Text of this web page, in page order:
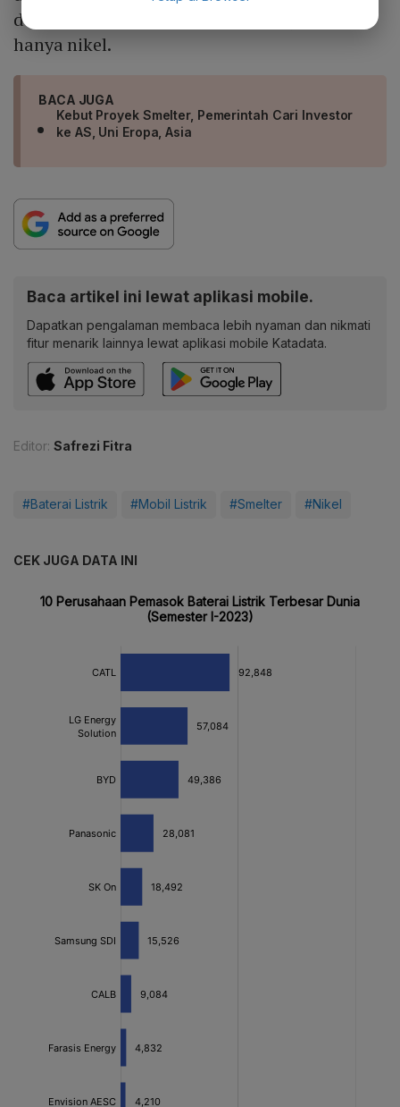
dan pengembangan industri lainnya, tidak
hanya nikel.
BACA JUGA
Kebut Proyek Smelter, Pemerintah Cari Investor
ke AS, Uni Eropa, Asia
Baca artikel ini lewat aplikasi mobile.
Dapatkan pengalaman membaca lebih nyaman dan nikmati
fitur menarik lainnya lewat aplikasi mobile Katadata.
Editor: Safrezi Fitra
#Baterai Listrik #Mobil Listrik #Smelter #Nikel
CEK JUGA DATA INI